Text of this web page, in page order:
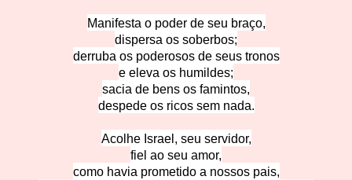
Manifesta o poder de seu braço,
dispersa os soberbos;
derruba os poderosos de seus tronos
e eleva os humildes;
sacia de bens os famintos,
despede os ricos sem nada.
Acolhe Israel, seu servidor,
fiel ao seu amor,
como havia prometido a nossos pais,